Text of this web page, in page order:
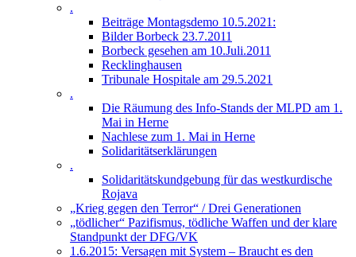
.
Beiträge Montagsdemo 10.5.2021:
Bilder Borbeck 23.7.2011
Borbeck gesehen am 10.Juli.2011
Recklinghausen
Tribunale Hospitale am 29.5.2021
.
Die Räumung des Info-Stands der MLPD am 1.
Mai in Herne
Nachlese zum 1. Mai in Herne
Solidaritätserklärungen
.
Solidaritätskundgebung für das westkurdische
Rojava
„Krieg gegen den Terror“ / Drei Generationen
„tödlicher“ Pazifismus, tödliche Waffen und der klare
Standpunkt der DFG/VK
1.6.2015: Versagen mit System – Braucht es den